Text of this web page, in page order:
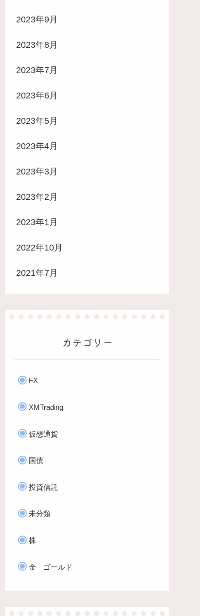
2023年9月
2023年8月
2023年7月
2023年6月
2023年5月
2023年4月
2023年3月
2023年2月
2023年1月
2022年10月
2021年7月
カテゴリー
FX
XMTrading
仮想通貨
国債
投資信託
未分類
株
金 ゴールド